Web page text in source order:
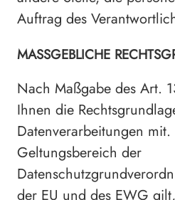
Auftrag des
MASSGEBLICHE
Nach Maßgabe des Art.
Ihnen die
Datenverarbeitungen
Geltungsbereich der
der EU und des EWG